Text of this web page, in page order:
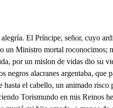
el más sabio. Y con acciones lozanas, a la vejez lisonjeras, en vez de rojas banderas, arrastraré blancas canas. Con General tan valiente, seguramente a vencer puedes disponer tu gente, que ofendida una mujer, no es mujer fiera es serpiente. Y pues la razón provoca, y mi agravio a todos toca, hasta llegar a vengar, manda tocar a marchar, no a marchar a vencer toca A vencer, a castigar oberbias de ese tirano, pueden tus cajas tocar, y vertida por tu mano corta de su sangre un mar. Que si reservó está espada al Princine obedeciendo, fue por ver en tal jornada, victorioso a Turisendo, y a Rosimunda vengada. Una vida mal segura en servicio tuyo ofrezco, acreditarla procura, que poco, o nada merezco guardan dola tu hermosura. Y en los marciales despojos, verás mis bríos lozanos, cuando entre celajes rojos muertes despiden tus manos, rayos fulminan tus ojos Y yo que cobarde he sido todo el tiempo que he vivido, el miedo quiero perder, cuando una, y otra mujer su valor me han advertido. Tenga miedo el que a su ser, y a todo el cielo enemigo arma contra su poder, y por vender bien su trigo le pesa de ver llover. Tenga miedo un presumido caballero nuntual, hombre del cielo caído, que de to los dice mal, y él solo es el bien nucido. Tenga miedo un Ginoves un Asentista pirata que de la quilla al vampres, el galeón de la plata en sus libros dio al traves Tenga miedo la que ha sido tía en una, y otra venta, corredora de Cuoido, V y ha de dar